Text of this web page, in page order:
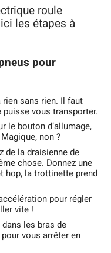
roule
les étapes à
pour
rien sans rien. Il faut
puisse vous transporter.
le bouton d’allumage,
non ?
de la draisienne de
chose. Donnez une
hop, la trottinette prend
pour régler
vite !
les bras de
vous arrêter en